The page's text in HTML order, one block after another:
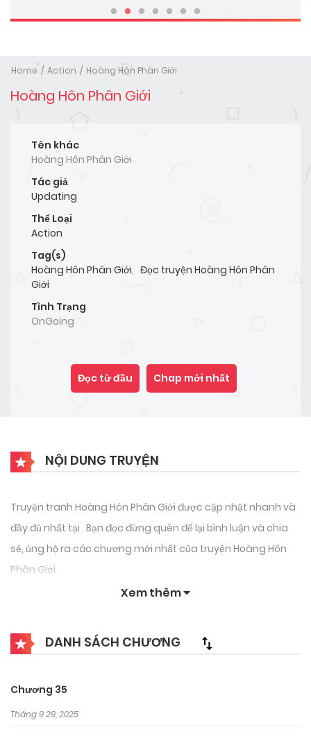
Home Action Hoàng Hôn Phân Giới
Hoàng Hôn Phân Giới
Tên khác
Hoàng Hôn Phân Giới
Tác giả
Updating
Thể Loại
Action
Tag(s)
Hoàng Hôn Phân Giới, Đọc truyện Hoàng Hôn Phân
Giới
Tình Trạng
OnGoing
Đọc từ đầu Chap mới nhất
NỘI DUNG TRUYỆN
Truyện tranh Hoàng Hôn Phân Giới được cập nhật nhanh và
đầy đủ nhất tại . Bạn đọc đừng quên để lại bình luận và chia
sẻ, ủng hộ ra các chương mới nhất của truyện Hoàng Hôn
Phân Giới.
Xem thêm
DANH SÁCH CHƯƠNG
Chương 35
Tháng 9 29, 2025